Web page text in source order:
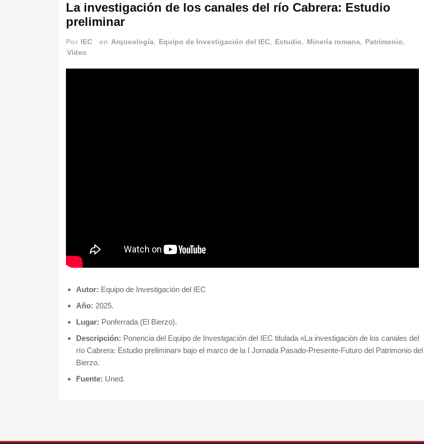
La investigación de los canales del río Cabrera: Estudio
preliminar
Por IEC en Arqueología, Equipo de Investigación del IEC, Estudio, Minería romana, Patrimonio,
Vídeo
Autor: Equipo de Investigación del IEC
Año: 2025.
Lugar: Ponferrada (El Bierzo).
Descripción: Ponencia del Equipo de Investigación del IEC titulada «La investigación de los canales del
río Cabrera: Estudio preliminar» bajo el marco de la I Jornada Pasado-Presente-Futuro del Patrimonio del
Bierzo.
Fuente: Uned.